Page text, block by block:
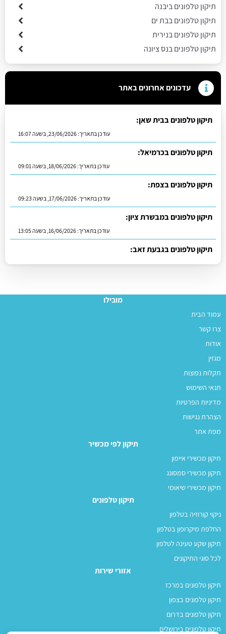
תיקון טלפונים ביבנה
תיקון טלפונים בבת ים
תיקון טלפונים בנירית
תיקון טלפונים בנס ציונה
עדכונים אחרונים באתר
תיקון טלפונים בבית שאן:
עודכן בתאריך: 23/06/2026, בשעה 16:07
תיקון טלפונים בכרמיאל:
עודכן בתאריך: 18/06/2026, בשעה 09:01
תיקון טלפונים בצפת:
עודכן בתאריך: 17/06/2026, בשעה 09:23
תיקון טלפונים במבשרת ציון:
עודכן בתאריך: 16/06/2026, בשעה 13:05
תיקון טלפונים בגבעת זאב:
עודכן בתאריך:01/07/2026, בשעה 11:23
מובילו
עמוד הבית
צרו קשר
אודות
מגזין
תקלות נפוצות
תנאי השימוש
מדיניות הפרטיות
הצהרת נגישות
מפת אתר
תיקון לפי מכשיר
תיקון מכשירי אייפון
תיקון מכשירי סמסונג
תיקון מכשירי שיאומי
תיקון טלפונים
ניקוי קורוזיה בטלפון
החלפת מיקרופון בטלפון
תיקון שקע טעינה לטלפון
לכל סוגי התיקונים
אזורי שירות
תיקון טלפונים במרכז
תיקון טלפונים בצפון
תיקון טלפונים בדרום
תיקון טלפונים בירושלים